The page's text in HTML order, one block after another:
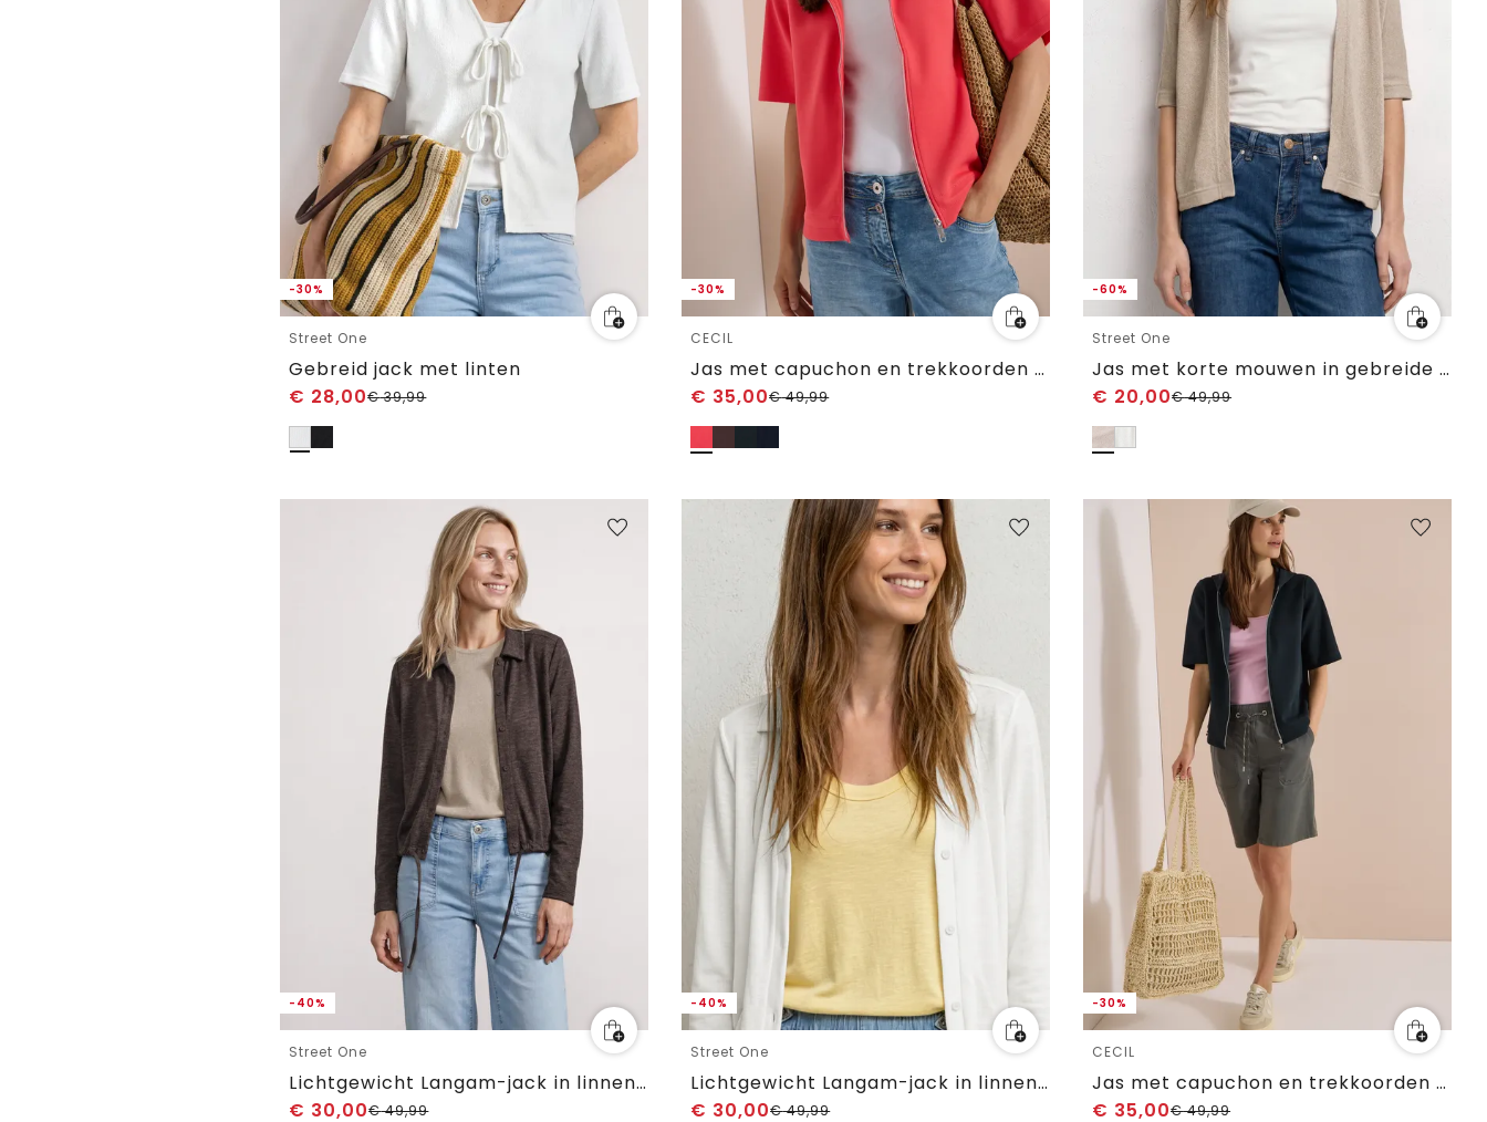
-30%
Street One
Gebreid jack met linten
€ 28,00€39,99
-30%
CECIL
Jas met capuchon en trekkoorden aan de zijkant
€ 35,00€49,99
-60%
Street One
Jas met korte mouwen in gebreide look met glitters
€ 20,00€49,99
-40%
Street One
Lichtgewicht Langam-jack in linnenlook
€ 30,00€49,99
-40%
Street One
Lichtgewicht Langam-jack in linnenlook
€ 30,00€49,99
-30%
CECIL
Jas met capuchon en trekkoorden aan de zijkant
€ 35,00€49,99